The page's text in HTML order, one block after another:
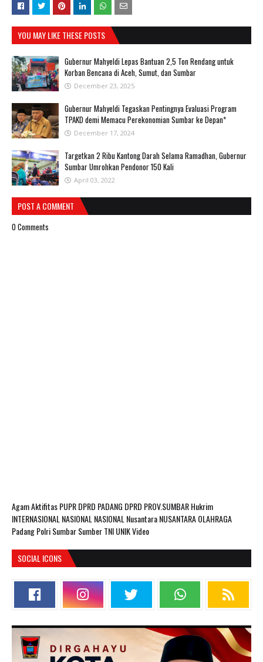
YOU MAY LIKE THESE POSTS
Gubernur Mahyeldi Lepas Bantuan 2,5 Ton Rendang untuk
Korban Bencana di Aceh, Sumut, dan Sumbar
December 23, 2025
Gubernur Mahyeldi Tegaskan Pentingnya Evaluasi Program
TPAKD demi Memacu Perekonomian Sumbar ke Depan*
December 17, 2024
Targetkan 2 Ribu Kantong Darah Selama Ramadhan, Gubernur
Sumbar Umrohkan Pendonor 150 Kali
April 03, 2022
POST A COMMENT
0 Comments
AgamAktifitas PUPRDPRD PADANG DPRD PROV.SUMBARHukrim
INTERNASIONAL NASIONAL NASIONAL NusantaraNUSANTARAOLAHRAGA
PadangPolriSumbarSumberTNIUNIKVideo
SOCIAL ICONS